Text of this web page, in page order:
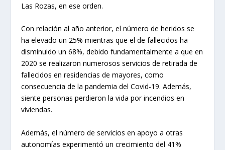
Las Rozas, en ese orden.
Con relación al año anterior, el número de heridos se
ha elevado un 25% mientras que el de fallecidos ha
disminuido un 68%, debido fundamentalmente a que en
2020 se realizaron numerosos servicios de retirada de
fallecidos en residencias de mayores, como
consecuencia de la pandemia del Covid-19. Además,
siente personas perdieron la vida por incendios en
viviendas.
Además, el número de servicios en apoyo a otras
autonomías experimentó un crecimiento del 41%